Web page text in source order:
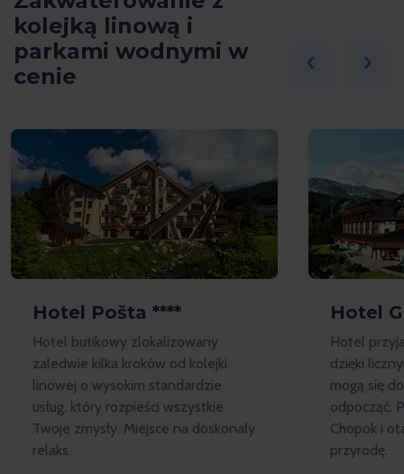
kolejką linową i
parkami wodnymi w
cenie
Hotel Pošta ****
Hotel butikowy zlokalizowany
zaledwie kilka kroków od kolejki
linowej o wysokim standardzie
usług, który rozpieści wszystkie
Twoje zmysły. Miejsce na doskonały
relaks.
Hotel
Hotel
dzięki
mogą się
odpocząć.
Chopok i
przyrodę.
‹ ›